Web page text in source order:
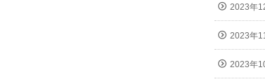
2023年
2023年
2023年